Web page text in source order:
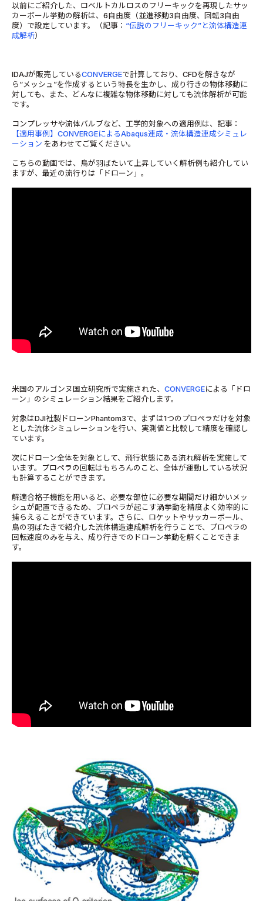
以前にご紹介した、ロベルトカルロスのフリーキックを再現したサッ
カーボール挙動の解析は、6自由度（並進移動3自由度、回転3自由
度）で設定しています。（記事： “伝説のフリーキック”と流体構造連
成解析）
IDAJが販売しているCONVERGEで計算しており、CFDを解きなが
ら“メッシュ”を作成するという特長を生かし、成り行きの物体移動に
対しても、また、どんなに複雑な物体移動に対しても流体解析が可能
です。
コンプレッサや流体バルブなど、工学的対象への適用例は、記事：
【適用事例】CONVERGEによるAbaqus連成・流体構造連成シミュレ
ーション をあわせてご覧ください。
こちらの動画では、鳥が羽ばたいて上昇していく解析例も紹介してい
ますが、最近の流行りは「ドローン」。
米国のアルゴンヌ国立研究所で実施された、 CONVERGEによる「ドロ
ーン」のシミュレーション結果をご紹介します。
対象はDJI社製ドローンPhantom3で、まずは1つのプロペラだけを対象
とした流体シミュレーションを行い、実測値と比較して精度を確認し
ています。
次にドローン全体を対象として、飛行状態にある流れ解析を実施して
います。プロペラの回転はもちろんのこと、全体が運動している状況
も計算することができます。
解適合格子機能を用いると、必要な部位に必要な期間だけ細かいメッ
シュが配置できるため、プロペラが起こす渦挙動を精度よく効率的に
捕らえることができています。さらに、ロケットやサッカーボール、
鳥の羽ばたきで紹介した流体構造連成解析を行うことで、プロペラの
回転速度のみを与え、成り行きでのドローン挙動を解くことできま
す。